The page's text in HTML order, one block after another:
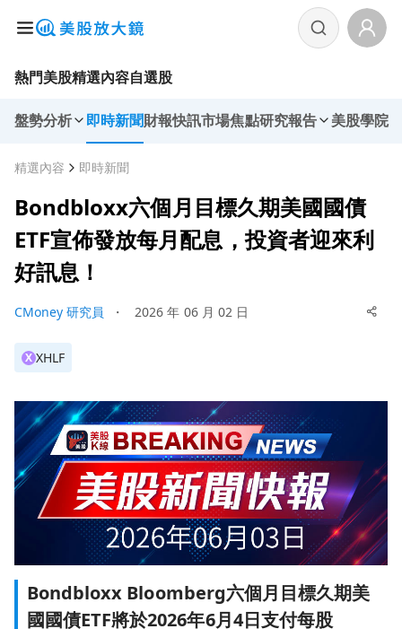
熱門美股精選內容自選股
盤勢分析 即時新聞財報快訊市場焦點研究報告 美股學院
精選內容 即時新聞
Bondbloxx六個月目標久期美國國債
ETF宣佈發放每月配息，投資者迎來利
好訊息！
CMoney 研究員 ・ 2026 年 06 月 02 日
X XHLF
Bondbloxx Bloomberg六個月目標久期美
國國債ETF將於2026年6月4日支付每股